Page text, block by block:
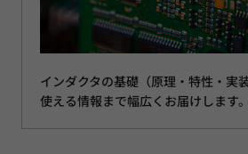
インダクタの基礎（原理・特性・実
使える情報まで幅広くお届けします。